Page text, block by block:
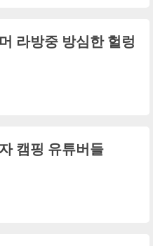
라방중 방심한 헐렁
캠핑 유튜버들